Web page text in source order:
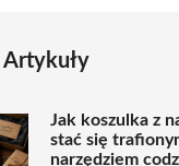
Artykuły
Jak koszulka z
stać się
narzędziem